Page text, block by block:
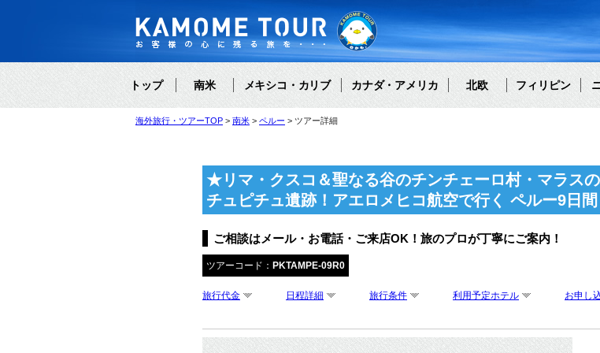
トップ 南米 メキシコ・カリブ カナダ・アメリカ 北欧 フィリピン
海外旅行・ツアーTOP 南米 ペルー ツアー詳細
★リマ・クスコ＆聖なる谷のチンチェーロ村・マラス
チュピチュ遺跡！アエロメヒコ航空で行く ペルー9日間
ご相談はメール・お電話・ご来店OK！旅のプロが丁寧にご案内！
ツアーコード： PKTAMPE-09R0
旅行代金 日程詳細 旅行条件 利用予定ホテル お申し